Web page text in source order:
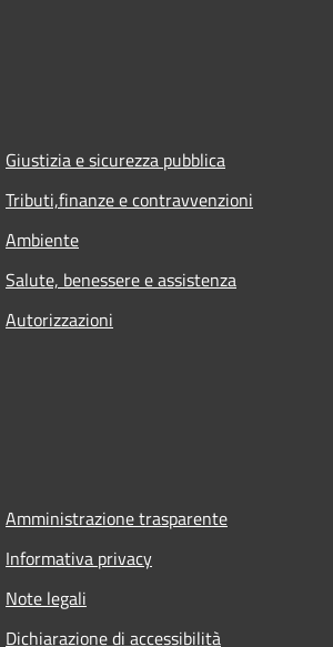
Giustizia e sicurezza pubblica
Tributi,finanze e contravvenzioni
Ambiente
Salute, benessere e assistenza
Autorizzazioni
Amministrazione trasparente
Informativa privacy
Note legali
Dichiarazione di accessibilità